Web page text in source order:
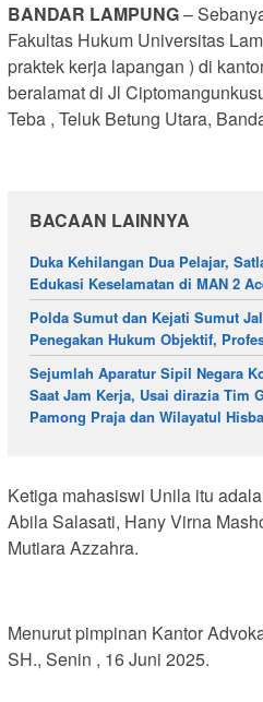
BANDAR LAMPUNG–
Fakultas Hukum Universitas
praktek kerja lapangan ) di
beralamat di Jl
Teba , Teluk Betung Utara,
BACAAN LAINNYA
Duka Kehilangan Dua Pelajar,
Edukasi Keselamatan di MAN 2
Polda Sumut dan Kejati Sumut
Penegakan Hukum Objektif,
Sejumlah Aparatur Sipil Negara
Saat Jam Kerja, Usai dirazia Tim
Pamong Praja dan Wilayatul
Ketiga mahasiswi Unila itu
Abila Salasati, Hany Virna
Mutiara Azzahra.
Menurut pimpinan Kantor
SH., Senin , 16 Juni 2025.